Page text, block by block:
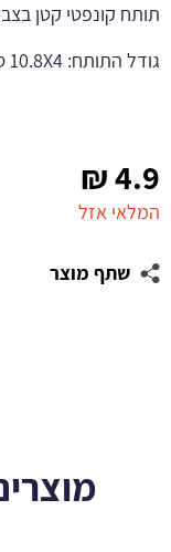
4.9
₪
המלאי אזל
שתף מוצר
תותח קונפטי קטן
גודל התותח: 10.8X4 ס”מ